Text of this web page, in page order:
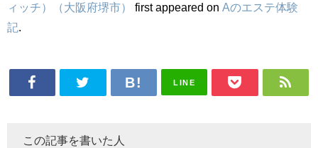
ィッチ）（大阪府堺市）
first appeared on Aのエステ体験
記
LINE
この記事を書いた人